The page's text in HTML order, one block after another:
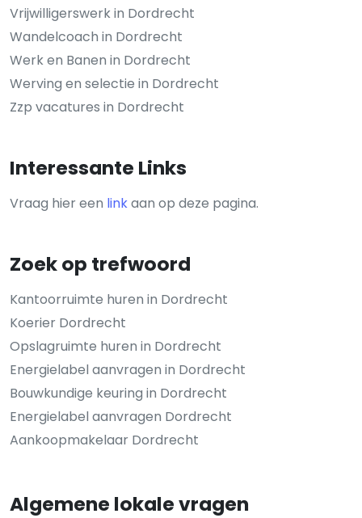
Vrijwilligerswerk in Dordrecht
Wandelcoach in Dordrecht
Werk en Banen in Dordrecht
Werving en selectie in Dordrecht
Zzp vacatures in Dordrecht
Interessante Links
Vraag hier een linkaan op deze pagina.
Zoek op trefwoord
Kantoorruimte huren in Dordrecht
Koerier Dordrecht
Opslagruimte huren in Dordrecht
Energielabel aanvragen in Dordrecht
Bouwkundige keuring in Dordrecht
Energielabel aanvragen Dordrecht
Aankoopmakelaar Dordrecht
Algemene lokale vragen